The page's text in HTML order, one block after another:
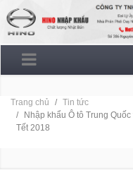
Trang chủ
Tin tức
Nhập khẩu Ô tô Trung
Tết 2018